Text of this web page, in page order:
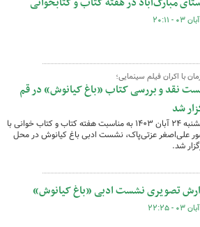
با اکران فیلم سینمایی؛
نقد و بررسی کتاب «باغ کیانوش» در قم
شد
پنجشنبه ۲۴ آبان ۱۴۰۳ به مناسبت هفته کتاب و کتاب خوانی با
علی‌اصغر عزتی‌پاک، نشست ادبی باغ کیانوش در محل
شد.
تصویری نشست ادبی «باغ کیانوش»